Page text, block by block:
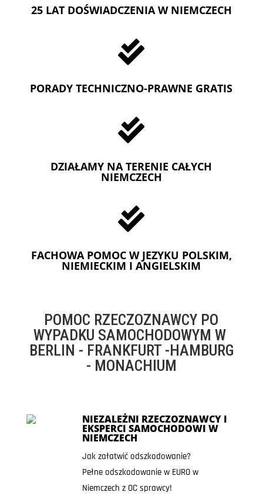
25 LAT DOŚWIADCZENIA W NIEMCZECH

PORADY TECHNICZNO-PRAWNE GRATIS

DZIAŁAMY NA TERENIE CAŁYCH
NIEMCZECH

FACHOWA POMOC W JEZYKU POLSKIM,
NIEMIECKIM I ANGIELSKIM
POMOC RZECZOZNAWCY PO
WYPADKU SAMOCHODOWYM W
BERLIN - FRANKFURT -HAMBURG
- MONACHIUM
NIEZALEŻNI RZECZOZNAWCY I
EKSPERCI SAMOCHODOWI W
NIEMCZECH
Jak załatwić odszkodowanie?
Pełne odszkodowanie w EURO w
Niemczech z OC sprawcy!